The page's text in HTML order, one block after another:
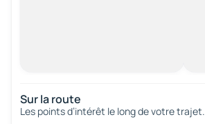
Sur la route
Les points d’intérêt le long de votre trajet.